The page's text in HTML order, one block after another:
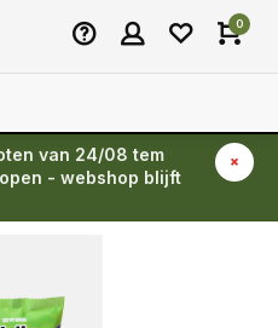
0
van 24/08 tem
- webshop blijft